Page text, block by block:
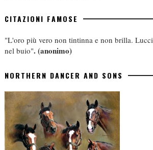
CITAZIONI FAMOSE
"L'oro più vero non tintinna e non brilla.
nel buio". (anonimo)
NORTHERN DANCER AND SONS